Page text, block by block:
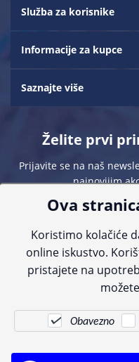
Služba za korisnike
Informacije za kupce
Saznajte više
Želite prvi
Prijavite se na naš
najnovijim
Sve navedene cijene sadrže
informacije, ali zbog
kontaktirajte nas putem telefona:
Ova
Koristimo kolačiće
online iskustvo.
pristajete na
Obavezno